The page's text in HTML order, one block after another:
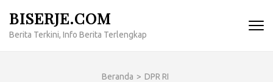
konten
BISERJE.COM
Berita Terkini, Info Berita Terlengkap
Beranda > DPR RI